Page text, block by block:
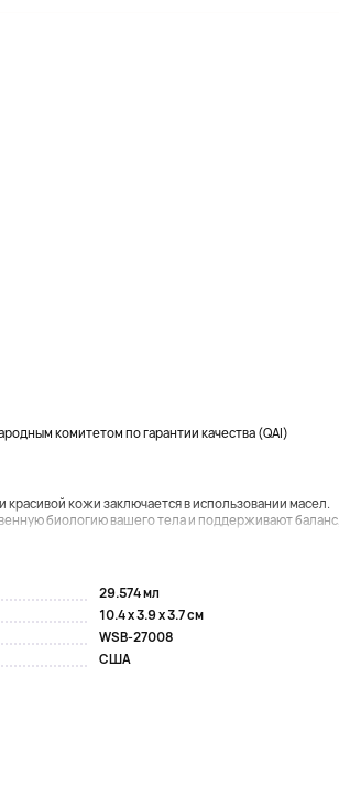
комитетом по гарантии качества (QAI)
кожи заключается в использовании масел.
биологию вашего тела и поддерживают баланс,
29.574 мл
10.4 x 3.9 x 3.7 см
WSB-27008
США